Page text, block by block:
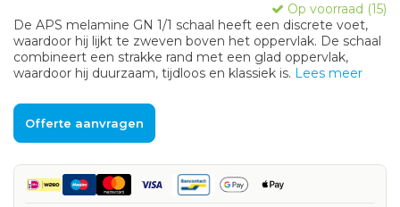
Op voorraad (15)
De APS melamine GN 1/1 schaal heeft een discrete voet,
waardoor hij lijkt te zweven boven het oppervlak. De schaal
combineert een strakke rand met een glad oppervlak,
waardoor hij duurzaam, tijdloos en klassiek is. Lees meer
Offerte aanvragen